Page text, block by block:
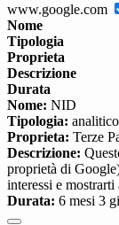
www.google.com
Nome
Tipologia
Proprieta
Descrizione
Durata
Nome: NID
Tipologia: analitico
Proprieta: Terze
Descrizione:
proprietà di
interessi e
Durata: 6 mesi 3